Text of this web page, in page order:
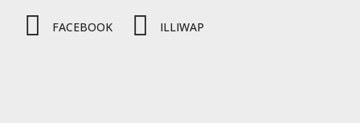
FACEBOOK ILLIWAP